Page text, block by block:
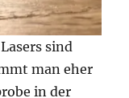
sind
man eher
in der